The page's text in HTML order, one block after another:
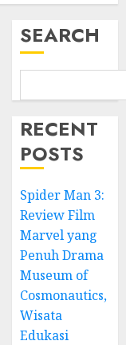
SEARCH
RECENT
POSTS
Spider Man 3:
Review Film
Marvel yang
Penuh Drama
Museum of
Cosmonautics,
Wisata
Edukasi